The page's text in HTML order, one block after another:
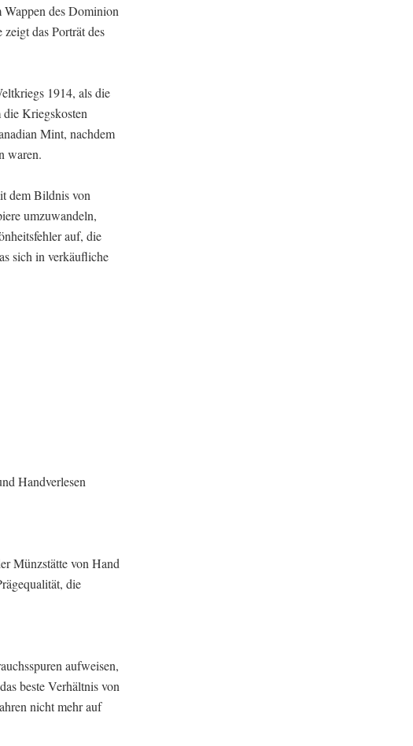
des Dominion
das Porträt des
1914, als die
Kriegskosten
Mint, nachdem
waren.
dem Bildnis von
umzuwandeln,
auf, die
sich in verkäufliche
Handverlesen
Münzstätte von Hand
die
aufweisen,
beste Verhältnis von
nicht mehr auf